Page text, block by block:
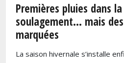
Premières pluies dans
soulagement… mais
marquées
La saison hivernale s’installe